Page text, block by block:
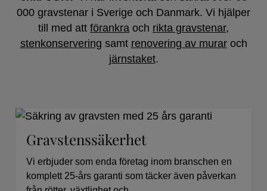
Referenser
000 gravstenar i Sverige och Danmark. Vi hjälper
till med att förankra och rikta gravstenar,
stenkonservering samt renovering av muraroch
järnstaket.
Gravstenssäkerhet
Vi erbjuder som enda företag inom branschen en
komplett 25-års garanti som täcker även påverkan